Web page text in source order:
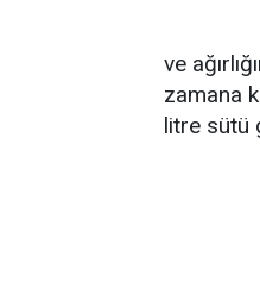
ve
zamana
litre sütü